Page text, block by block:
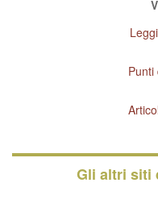
Punti
Gli altri siti